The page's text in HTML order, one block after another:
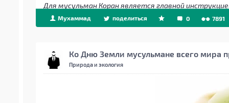
Для мусульман Коран является главной
Мухаммад поделиться 0 7891
Ко Дню Земли мусульмане всего мира
Природа и экология